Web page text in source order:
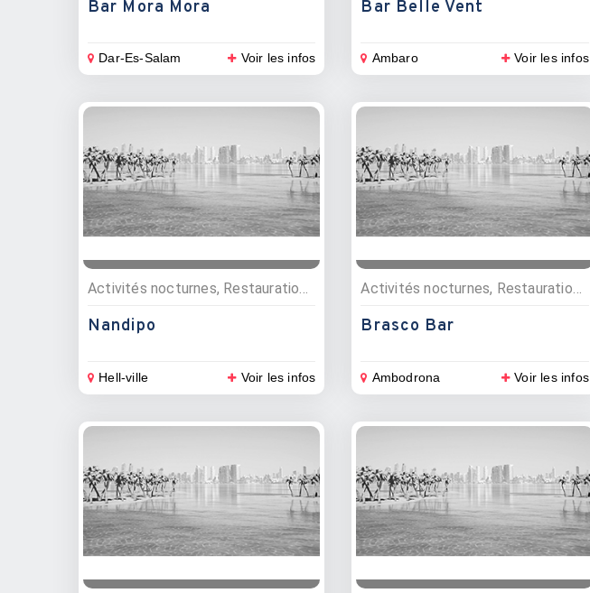
Bar Mora Mora
Dar-Es-Salam Voir les infos
Bar Belle Vent
Ambaro Voir les infos
Activités nocturnes, Restauration , Bars, Restaurants
Nandipo
Hell-ville Voir les infos
Activités nocturnes, Restauration , Bars, Evénementiels, Restaurants, Pizzerias
Brasco Bar
Ambodrona Voir les infos